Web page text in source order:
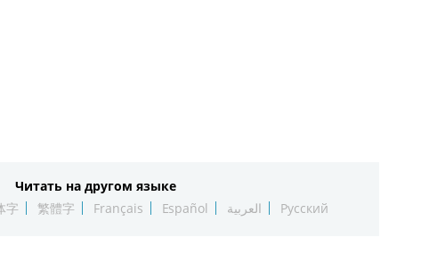
Токио
Читать на другом языке
字 繁體字 Français Español العربية Русский